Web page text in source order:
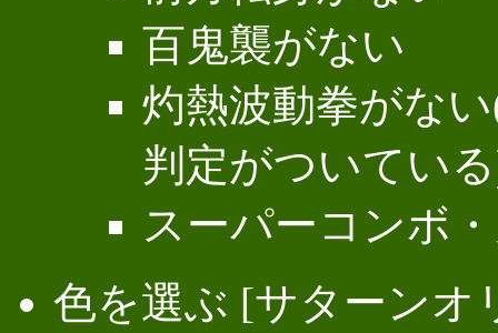
百鬼襲がない
灼熱波動拳がな
判定がついてい
スーパーコンボ
色を選ぶ [サターンオ